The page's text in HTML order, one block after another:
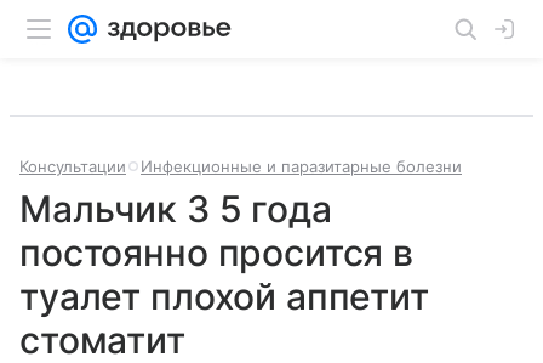
Консультации Инфекционные и паразитарные болезни
Мальчик 3 5 года
постоянно просится в
туалет плохой аппетит
стоматит